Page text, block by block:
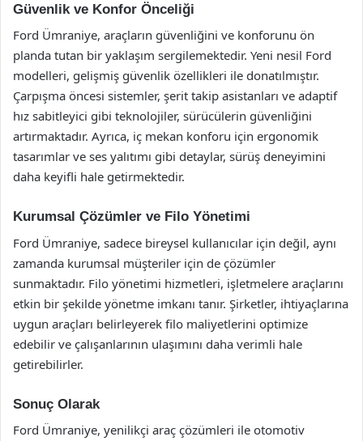
Güvenlik ve Konfor Önceliği
Ford Ümraniye, araçların güvenliğini ve konforunu ön
planda tutan bir yaklaşım sergilemektedir. Yeni nesil Ford
modelleri, gelişmiş güvenlik özellikleri ile donatılmıştır.
Çarpışma öncesi sistemler, şerit takip asistanları ve adaptif
hız sabitleyici gibi teknolojiler, sürücülerin güvenliğini
artırmaktadır. Ayrıca, iç mekan konforu için ergonomik
tasarımlar ve ses yalıtımı gibi detaylar, sürüş deneyimini
daha keyifli hale getirmektedir.
Kurumsal Çözümler ve Filo Yönetimi
Ford Ümraniye, sadece bireysel kullanıcılar için değil, aynı
zamanda kurumsal müşteriler için de çözümler
sunmaktadır. Filo yönetimi hizmetleri, işletmelere araçlarını
etkin bir şekilde yönetme imkanı tanır. Şirketler, ihtiyaçlarına
uygun araçları belirleyerek filo maliyetlerini optimize
edebilir ve çalışanlarının ulaşımını daha verimli hale
getirebilirler.
Sonuç Olarak
Ford Ümraniye, yenilikçi araç çözümleri ile otomotiv